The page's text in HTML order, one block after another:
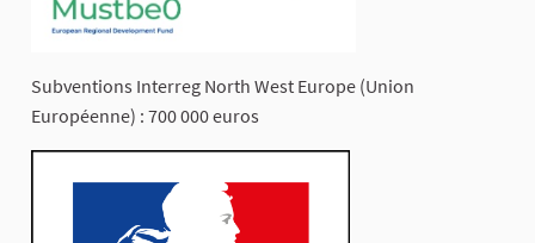
Subventions Interreg North West Europe (Union
Européenne) : 700 000 euros